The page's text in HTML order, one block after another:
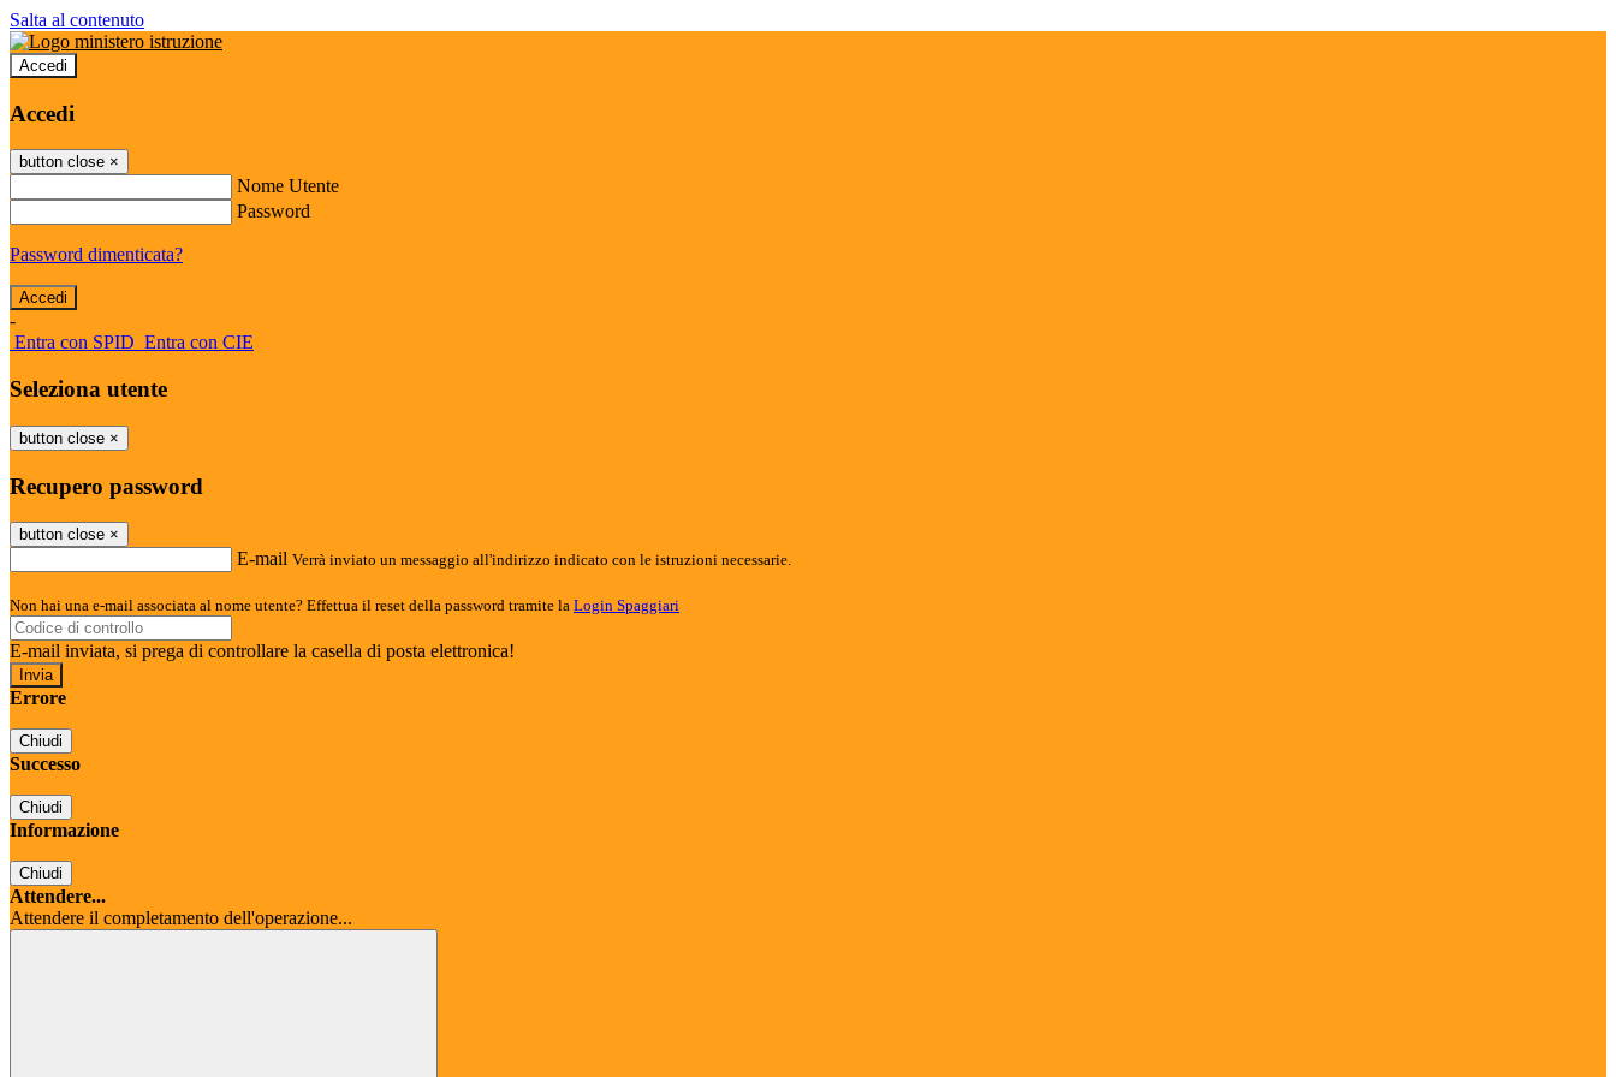
Salta al contenuto
Accedi
Accedi
button close ×
Nome Utente
Password
Password dimenticata?
-
Entra con SPID Entra con CIE
Seleziona utente
button close ×
Recupero password
button close ×
E-mail Verrà inviato un messaggio all'indirizzo indicato con le istruzioni necessarie.
Non hai una e-mail associata al nome utente? Effettua il reset della password tramite la Login Spaggiari
E-mail inviata, si prega di controllare la casella di posta elettronica!
Errore
Chiudi
Successo
Chiudi
Informazione
Chiudi
Attendere...
Attendere il completamento dell'operazione...